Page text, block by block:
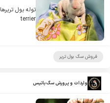
terrier
فروش سگ بول تریر
واردات و پرورش سگ باتیس